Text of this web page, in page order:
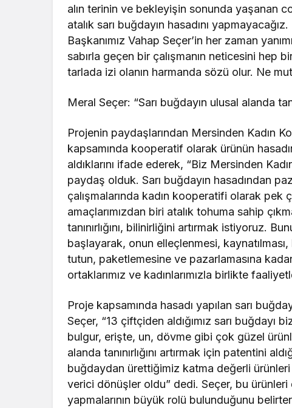
alın terinin ve bekleyişin sonunda yaşanan
atalık sarı buğdayın hasadını
Başkanımız Vahap Seçer’in her zaman
sabırla geçen bir çalışmanın neticesini hep
tarlada izi olanın harmanda sözü olur. Ne
Meral Seçer: “Sarı buğdayın ulusal alanda
Projenin paydaşlarından Mersinden Kadın
kapsamında kooperatif olarak ürünün
aldıklarını ifade ederek, “Biz Mersinden
paydaş olduk. Sarı buğdayın hasadından
çalışmalarında kadın kooperatifi olarak
amaçlarımızdan biri atalık tohuma sahip
tanınırlığını, bilinirliğini artırmak istiyoruz.
başlayarak, onun elleçlenmesi,
tutun, paketlemesine ve pazarlamasına
ortaklarımız ve kadınlarımızla birlikte
Proje kapsamında hasadı yapılan sarı
Seçer, “13 çiftçiden aldığımız sarı
bulgur, erişte, un, dövme gibi çok güzel
alanda tanınırlığını artırmak için patentini
buğdaydan ürettiğimiz katma değerli
verici dönüşler oldu” dedi. Seçer, bu
yapmalarının büyük rolü bulunduğunu